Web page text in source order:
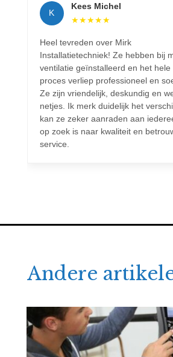
K
Kees Michel
★★★★★
Heel tevreden over Mirk
Installatietechniek! Ze hebben bij
ventilatie geïnstalleerd en het hele
proces verliep professioneel en
Ze zijn vriendelijk, deskundig en
netjes. Ik merk duidelijk het
kan ze zeker aanraden aan
op zoek is naar kwaliteit en
service.
Andere